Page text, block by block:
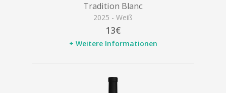
Tradition Blanc
2025 - Weiß
13€
+ Weitere Informationen